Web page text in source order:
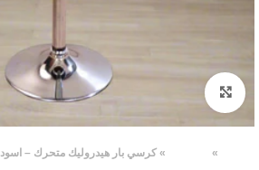
Click to enlarge
»
» كرسي بار هيدروليك متحرك – اسود